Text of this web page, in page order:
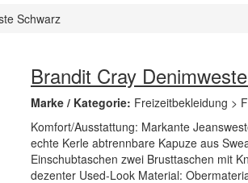
Schwarz
Brandit Cray
Marke / Kategorie: Freizeitbekleidung >
Komfort/Ausstattung: Markante
echte Kerle abtrennbare Kapuze aus
Einschubtaschen zwei Brusttaschen mit
dezenter Used-Look Material: